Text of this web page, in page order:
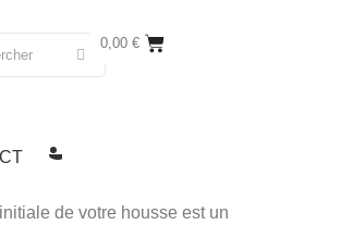
0,00 €
de votre housse est un